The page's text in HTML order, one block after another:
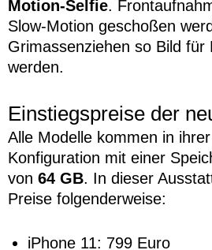
Motion-Selfie.
Slow-Motion geschoßen
Grimassenziehen so Bild für
werden.
Einstiegspreise der
Alle Modelle kommen in
Konfiguration mit einer
von 64 GB. In dieser
Preise folgenderweise:
iPhone 11: 799 Euro